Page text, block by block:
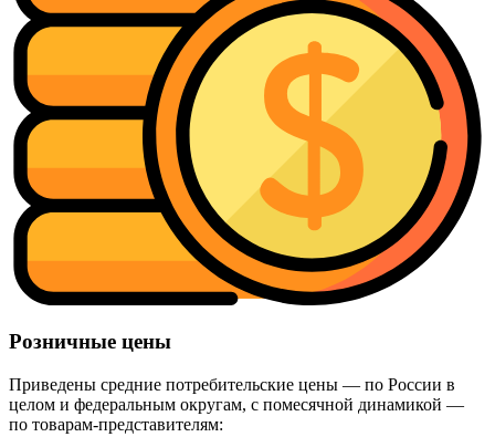
Розничные цены
Приведены средние потребительские цены — по России в
целом и федеральным округам, с помесячной динамикой —
по товарам-представителям: